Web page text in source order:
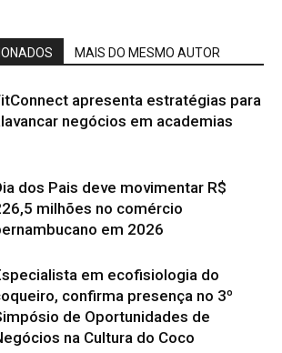
MAIS DO MESMO AUTOR
apresenta estratégias para
negócios em academias
dos Pais deve movimentar R$
milhões no comércio
em 2026
em ecofisiologia do
confirma presença no 3º
de Oportunidades de
na Cultura do Coco